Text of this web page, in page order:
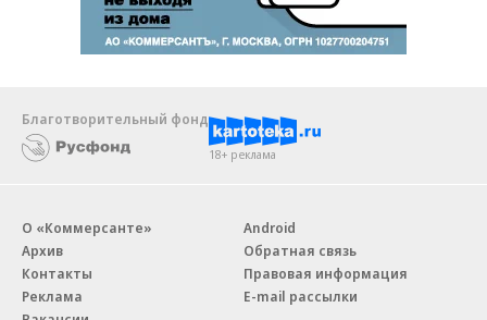
Благотворительный фонд
18+ реклама
О «Коммерсанте»
Архив
Контакты
Реклама
Android
Обратная связь
Правовая информация
E-mail рассылки